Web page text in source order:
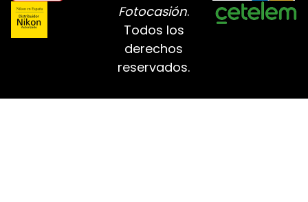
Fotocasión.
Todos los
derechos
reservados.